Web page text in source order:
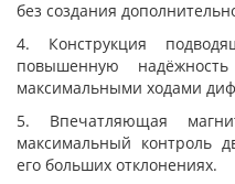
без создания
4. Конструкция
повышенную
максимальными ходами
5. Впечатляющая
максимальный контроль
его больших отклонениях.